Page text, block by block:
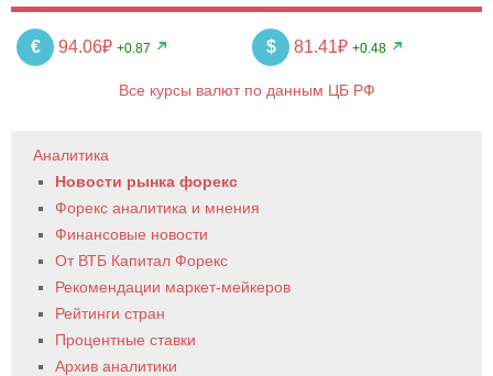
€ 94.06₽ +0.87 $ 81.41₽ +0.48
Все курсы валют по данным ЦБ РФ
Аналитика
Новости рынка форекс
Форекс аналитика и мнения
Финансовые новости
От ВТБ Капитал Форекс
Рекомендации маркет-мейкеров
Рейтинги стран
Процентные ставки
Архив аналитики